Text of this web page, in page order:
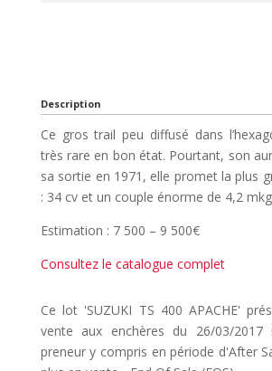
Description
Ce gros trail peu diffusé dans
très rare en bon état. Pourtant, son
sa sortie en 1971, elle promet la plus
: 34 cv et un couple énorme de 4,2
Estimation : 7 500 – 9 500€
Consultez le catalogue complet
Ce lot 'SUZUKI TS 400 APACHE'
vente aux enchères du 26/03/
preneur y compris en période d'After